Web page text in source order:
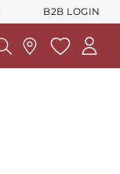
B2B LOGIN